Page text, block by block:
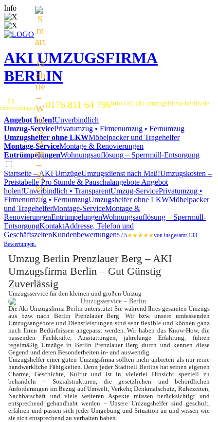
Info
AKI UMZUGSFIRMA
BERLIN
5.0
0176 811 64 796info (at) aki-umzugsfirma-berlin.de
Angebot holen!Unverbindlich
Umzug-ServicePrivatumzug • Firmenumzug • Fernumzug
Umzugshelfer ohne LKWMöbelpacker und Tragehelfer
Montage-ServiceMontage & Renovierungen
EntrümpelungenWohnungsauflösung – Sperrmüll-Entsorgung
Startseite – AKI UmzügeUmzugsdienst nach Maß!Umzugskosten –
Preistabelle Pro Stunde & Pauschalangebote Angebot
holen!Unverbindlich • TransparentUmzug-ServicePrivatumzug •
Firmenumzug • FernumzugUmzugshelfer ohne LKWMöbelpacker
und TragehelferMontage-ServiceMontage &
RenovierungenEntrümpelungenWohnungsauflösung – Sperrmüll-
EntsorgungKontaktAddresse, Telefon und
GeschäftszeitenKundenbewertungen5 / 5★★★★★von insgesamt 133
Bewertungen.
Umzug Berlin Prenzlauer Berg – AKI
Umzugsfirma Berlin – Gut Günstig
Zuverlässig
Umzugsservice für den kleinen und großen Umzug
Die Aki Umzugsfirma Berlin unterstützt Sie während Ihres gesamten Umzugs
aus bzw. nach Berlin Prenzlauer Berg. Wir bzw. unsere umfassenden
Umzugsangebote und Dienstleistungen sind sehr flexible und können ganz
nach Ihren Bedürfnissen angepasst werden. Wir haben das Know-How, die
passenden Fachkräfte, Ausstattungen, jahrelange Erfahrung, führen
regelmäßig Umzüge in Berlin Prenzlauer Berg durch und kennen diese
Gegend und deren Besonderheiten in- und auswendig.
Umzugshelfer einer guten Umzugsfirma sollten mehr anbieten als nur reine
handwerkliche Fähigkeiten. Denn jeder Stadtteil Berlins hat seinen eigenen
Charme, Geschichte, Kultur und ist in vielerlei Hinsicht speziell zu
behandeln – Sozialstrukturen, die gesetzlichen und behördlichen
Anforderungen im Bezug auf Umwelt, Verkehr, Denkmalschutz, Ruhezeiten,
Nachbarschaft und viele weiteren Aspekte müssen berücksichtigt und
entsprechend gehandhabt werden – Unsere Umzugshelfer sind geschult,
erfahren und passen sich jeder Umgebung und Situation an und wissen wie
sie sich entsprechend zu verhalten haben.